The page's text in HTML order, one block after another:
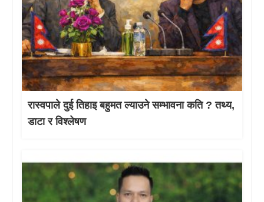
रास्वपाले दुई तिहाइ बहुमत ल्याउने सम्भावना कति ? तथ्य,
डाटा र विश्लेषण